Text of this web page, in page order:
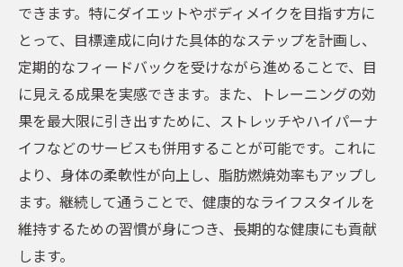
できます。特にダイエットやボディメイクを目指す方に
とって、目標達成に向けた具体的なステップを計画し、
定期的なフィードバックを受けながら進めることで、目
に見える成果を実感できます。また、トレーニングの効
果を最大限に引き出すために、ストレッチやハイパーナ
イフなどのサービスも併用することが可能です。これに
より、身体の柔軟性が向上し、脂肪燃焼効率もアップし
ます。継続して通うことで、健康的なライフスタイルを
維持するための習慣が身につき、長期的な健康にも貢献
します。